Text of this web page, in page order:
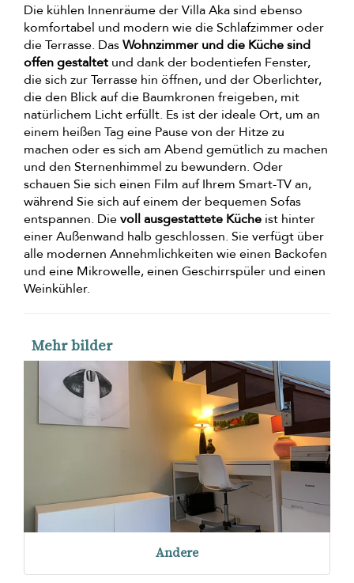
Die kühlen Innenräume der Villa Aka sind ebenso
komfortabel und modern wie die Schlafzimmer oder
die Terrasse. DasWohnzimmer und die Küche sind
offen gestaltet und dank der bodentiefen Fenster,
die sich zur Terrasse hin öffnen, und der Oberlichter,
die den Blick auf die Baumkronen freigeben, mit
natürlichem Licht erfüllt. Es ist der ideale Ort, um an
einem heißen Tag eine Pause von der Hitze zu
machen oder es sich am Abend gemütlich zu machen
und den Sternenhimmel zu bewundern. Oder
schauen Sie sich einen Film auf Ihrem Smart-TV an,
während Sie sich auf einem der bequemen Sofas
entspannen. Dievoll ausgestattete Küche ist hinter
einer Außenwand halb geschlossen. Sie verfügt über
alle modernen Annehmlichkeiten wie einen Backofen
und eine Mikrowelle, einen Geschirrspüler und einen
Weinkühler.
Mehr bilder
Andere